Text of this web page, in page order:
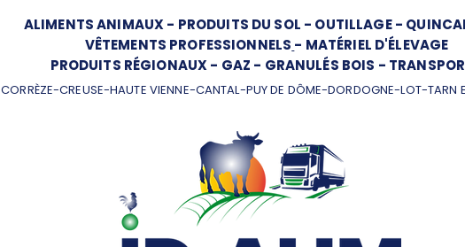
ALIMENTS ANIMAUX- PRODUITS DU SOL - OUTILLAGE-
VÊTEMENTS PROFESSIONNELS - MATÉRIEL D'ÉLEVAGE
PRODUITS RÉGIONAUX- GAZ - GRANULÉS BOIS -
CORRÈZE-CREUSE-HAUTE VIENNE-CANTAL-PUY DE DÔME-DORDOGNE-LOT-TARN